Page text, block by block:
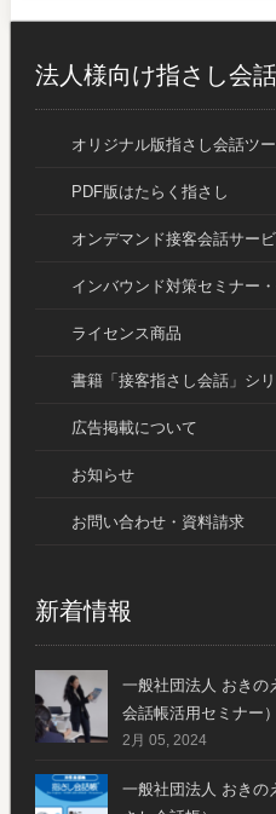
法人様向け指さし会話
オリジナル版指さし会話ツ
PDF版はたらく指さし
オンデマンド接客会話サー
インバウンド対策セミナー
ライセンス商品
書籍「接客指さし会話」シ
広告掲載について
お知らせ
お問い合わせ・資料請求
新着情報
一般社団法人 おきの
会話帳活用セミナー）
2月 05, 2024
一般社団法人 おきの